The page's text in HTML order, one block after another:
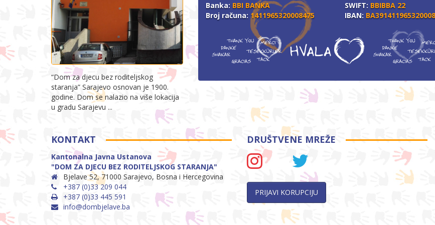
“Dom za djecu bez roditeljskog
staranja” Sarajevo osnovan je 1900.
godine. Dom se nalazio na više lokacija
u gradu Sarajevu ...
Banka: BBI BANKA
Broj računa: 1411965320008475
SWIFT: BBIBBA 22
IBAN:
KONTAKT
Kantonalna Javna Ustanova
"DOM ZA DJECU BEZ RODITELJSKOG STARANJA"
Bjelave 52, 71000 Sarajevo, Bosna i Hercegovina
+387 (0)33 209 044
+387 (0)33 445 591
info@dombjelave.ba
DRUŠTVENE MREŽE
PRIJAVI KORUPCIJU